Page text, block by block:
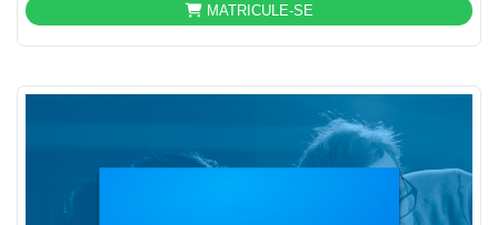
MATRICULE-SE